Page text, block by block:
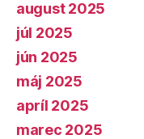
august 2025
júl 2025
jún 2025
máj 2025
apríl 2025
marec 2025